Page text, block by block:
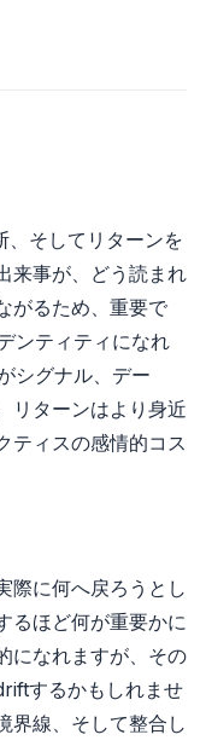
、そしてリターンを
来事が、どう読まれ
がるため、重要で
ンティティになれ
シグナル、デー
リターンはより身近
ティスの感情的コス
際に何へ戻ろうとし
るほど何が重要かに
になれますが、その
するかもしれませ
界線、そして整合し